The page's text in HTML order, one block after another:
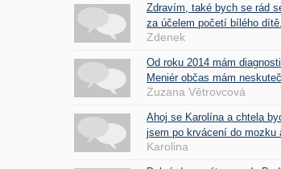
Zdravím, také bych se rád
za účelem početí bílého
Zdenek
Od roku 2014 mám
Meniér občas mám
Zuzana Větrovcová
Ahoj se Karolína a chtela
jsem po krvácení do mozku
Karolina